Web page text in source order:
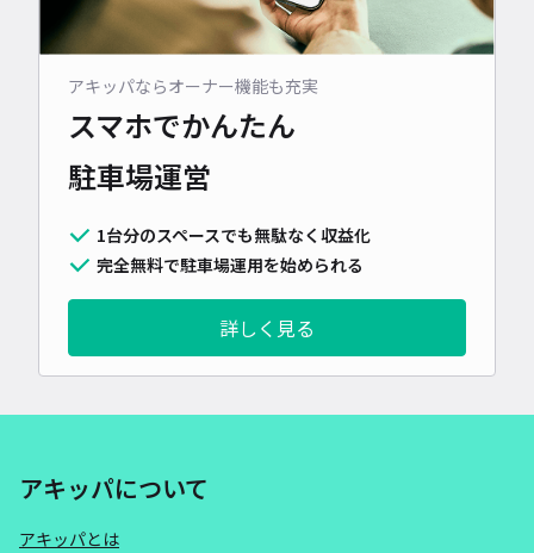
アキッパならオーナー機能も充実
スマホでかんたん
駐車場運営
1台分のスペースでも無駄なく収益化
完全無料で駐車場運用を始められる
詳しく見る
アキッパについて
アキッパとは